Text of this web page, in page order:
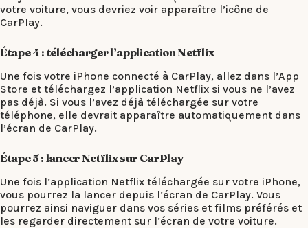
votre voiture, vous devriez voir apparaître l’icône de
CarPlay.
Étape 4 : télécharger l’application Netflix
Une fois votre iPhone connecté à CarPlay, allez dans l’App
Store et téléchargez l’application Netflix si vous ne l’avez
pas déjà. Si vous l’avez déjà téléchargée sur votre
téléphone, elle devrait apparaître automatiquement dans
l’écran de CarPlay.
Étape 5 : lancer Netflix sur CarPlay
Une fois l’application Netflix téléchargée sur votre iPhone,
vous pourrez la lancer depuis l’écran de CarPlay. Vous
pourrez ainsi naviguer dans vos séries et films préférés et
les regarder directement sur l’écran de votre voiture.